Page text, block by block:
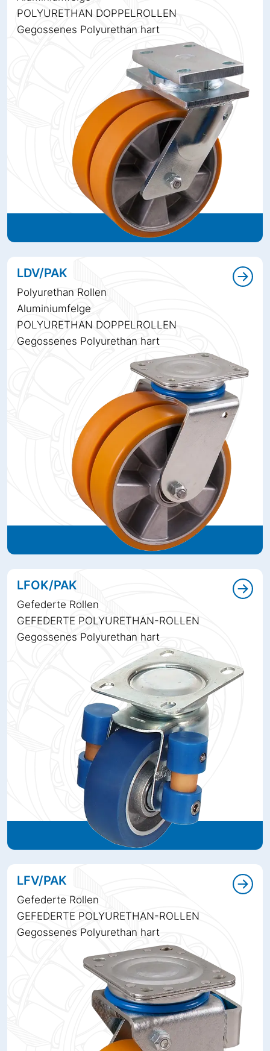
POLYURETHAN DOPPELROLLEN
Gegossenes Polyurethan hart
LDV/PAK
Polyurethan Rollen
Aluminiumfelge
POLYURETHAN DOPPELROLLEN
Gegossenes Polyurethan hart
LFOK/PAK
Gefederte Rollen
GEFEDERTE POLYURETHAN-ROLLEN
Gegossenes Polyurethan hart
LFV/PAK
Gefederte Rollen
GEFEDERTE POLYURETHAN-ROLLEN
Gegossenes Polyurethan hart